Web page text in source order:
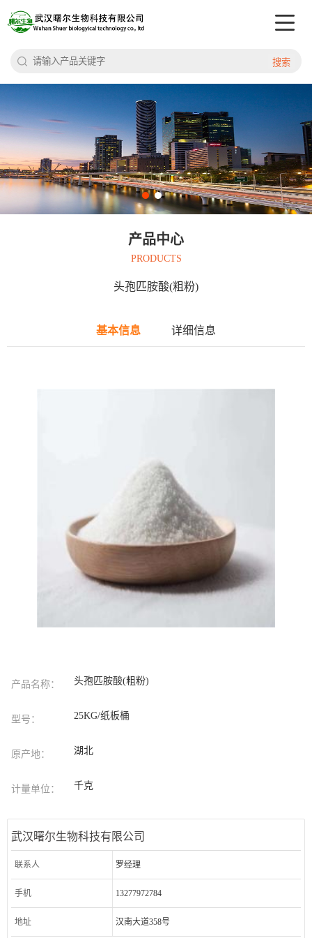
搜索
产品中心
PRODUCTS
头孢匹胺酸(粗粉)
基本信息 详细信息
产品名称： 头孢匹胺酸(粗粉)
型号： 25KG/纸板桶
原产地： 湖北
计量单位： 千克
武汉曙尔生物科技有限公司
联系人 罗经理
手机 13277972784
地址 汉南大道358号